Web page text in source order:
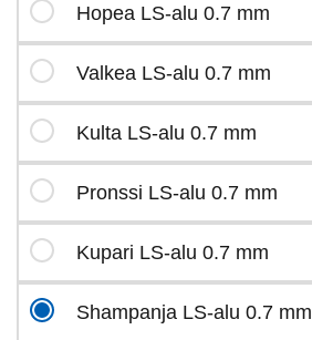
Hopea LS-alu 0.7 mm
Valkea LS-alu 0.7 mm
Kulta LS-alu 0.7 mm
Pronssi LS-alu 0.7 mm
Kupari LS-alu 0.7 mm
Shampanja LS-alu 0.7 mm